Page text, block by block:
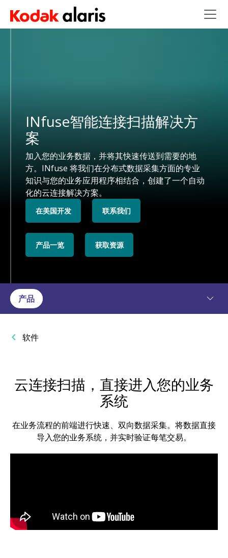
Skip to main content
INfuse智能连接扫描解决方
案
加入您的业务数据，并将其快速传送到需要的地
方。INfuse 将我们在分布式数据采集方面的专业
知识与您的业务应用程序相结合，创建了一个自动
化的云连接解决方案。
在美国开发 联系我们
产品一览 获取资源
产品
软件
云连接扫描，直接进入您的业务
系统
在业务流程的前端进行快速、双向数据采集。将数据直接
导入您的业务系统，并实时验证每笔交易。